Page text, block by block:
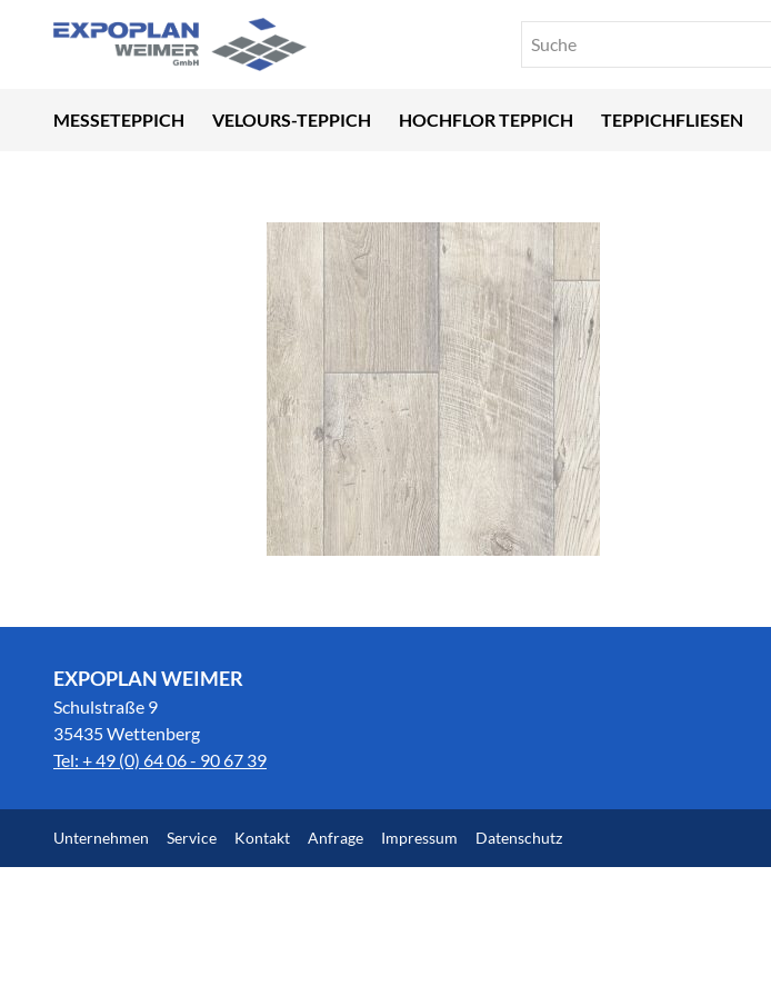
MESSETEPPICH VELOURS-TEPPICH HOCHFLOR TEPPICH TEPPICHFLIESEN
EXPOPLAN WEIMER
Schulstraße 9
35435 Wettenberg
Tel: + 49 (0) 64 06 - 90 67 39
Unternehmen Service Kontakt Anfrage Impressum Datenschutz